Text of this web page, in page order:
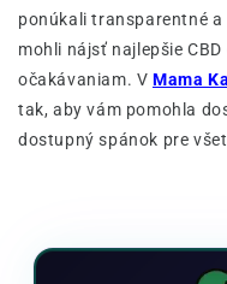
ponúkali transparentné
mohli nájsť najlepšie
očakávaniam. V Mama
tak, aby vám pomohla
dostupný spánok pre